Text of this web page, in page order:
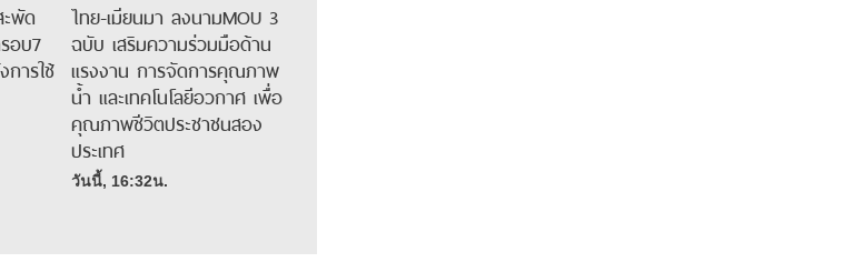
พัด
อบ7
การใช้
ไทย-เมียนมา ลงนามMOU 3
ฉบับ เสริมความร่วมมือด้าน
แรงงาน การจัดการคุณภาพ
น้ำ และเทคโนโลยีอวกาศ เพื่อ
คุณภาพชีวิตประชาชนสอง
ประเทศ
วันนี้, 16:32น.